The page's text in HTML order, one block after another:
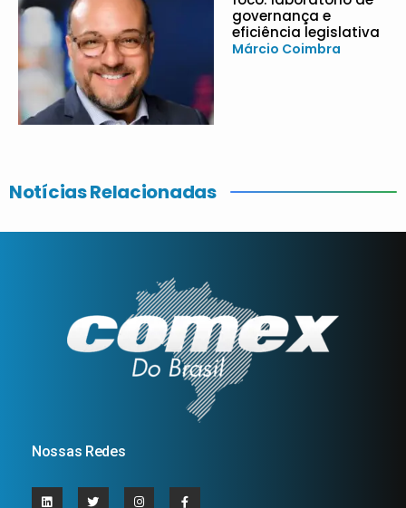
governança e
eficiência legislativa
Márcio Coimbra
Notícias Relacionadas
Nossas Redes